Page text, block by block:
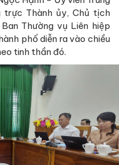
trực Thành ủy, Chủ tịch
Thường vụ Liên hiệp
phố diễn ra vào chiều
tinh thần đó.